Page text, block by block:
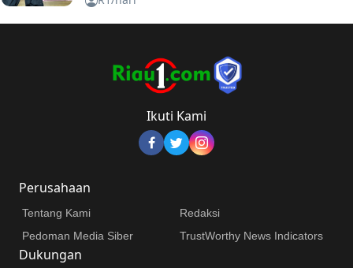
Ikuti Kami
Perusahaan
Tentang Kami
Redaksi
Pedoman Media Siber
TrustWorthy News Indicators
Dukungan